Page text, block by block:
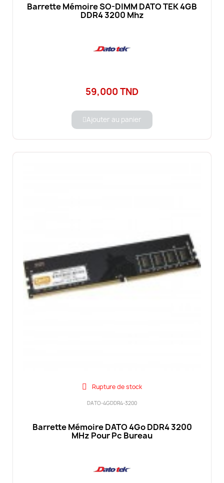
Barrette Mémoire SO-DIMM DATO TEK 4GB
DDR4 3200 Mhz
59,000 TND
Ajouter au panier
Rupture de stock
DATO-4GDDR4-3200
Barrette Mémoire DATO 4Go DDR4 3200
MHz Pour Pc Bureau